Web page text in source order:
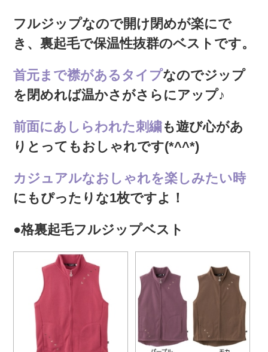
フルジップなので開け閉めが楽にで
き、裏起毛で保温性抜群のベストです。
首元まで襟があるタイプなのでジップ
を閉めれば温かさがさらにアップ♪
前面にあしらわれた刺繍も遊び心があ
りとってもおしゃれです(*^^*)
カジュアルなおしゃれを楽しみたい時
にもぴったりな1枚ですよ！
●格裏起毛フルジップベスト